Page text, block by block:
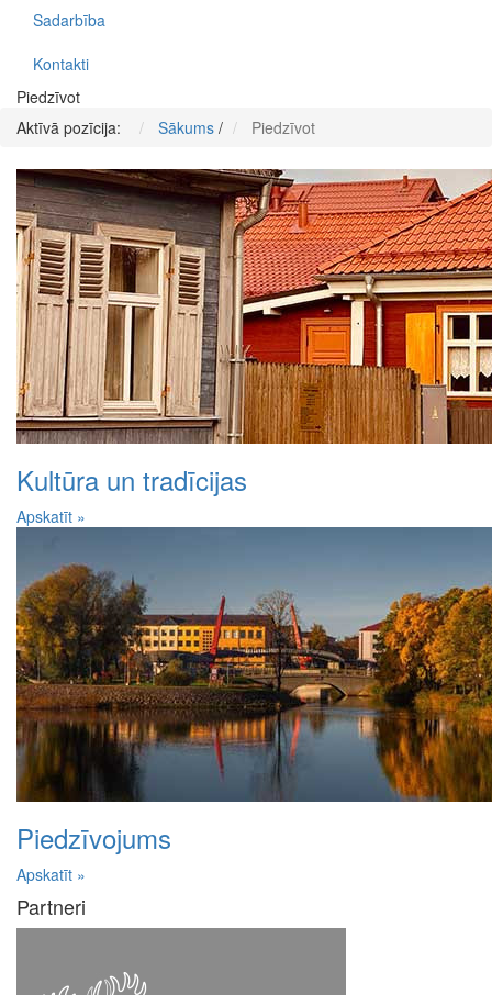
Sadarbība
Kontakti
Piedzīvot
Aktīvā pozīcija:
Sākums / Piedzīvot
Kultūra un tradīcijas
Apskatīt »
Piedzīvojums
Apskatīt »
Partneri